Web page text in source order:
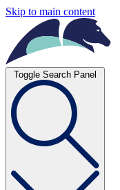
Skip to main content
Toggle Search Panel